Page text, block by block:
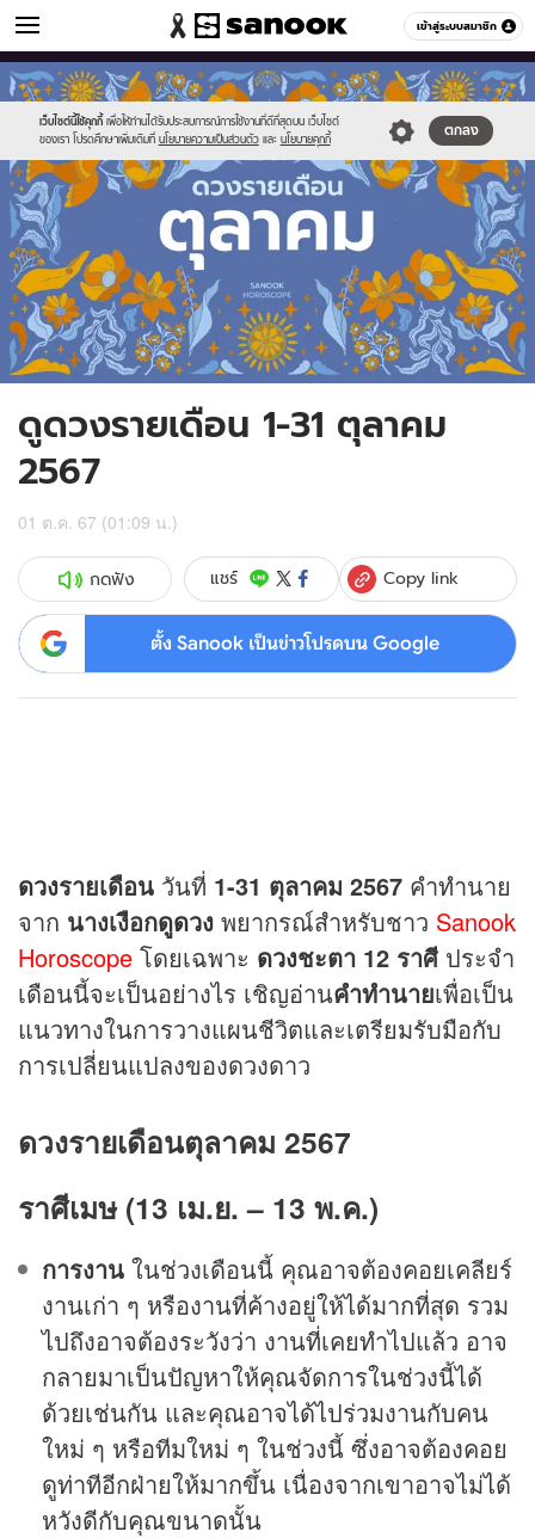
เข้าสู่ระบบสมาชิก
ดูดวง หมวดอื่นๆ
เว็บไซต์นี้ใช้คุกกี้ เพื่อให้ท่านได้รับประสบการณ์การใช้งานที่ดีที่สุดบน เว็บไซต์
ของเรา โปรดศึกษาเพิ่มเติมที่ นโยบายความเป็นส่วนตัว และ นโยบายคุกกี้
ตกลง
Sanook
//s.isanook.com/sr/0/images/logo-
new-
sanook.png
600
60
//s.isanook.com/ho/0/ud/57/289987/month_2567.jpg
ดูดวงรายเดือน 1-31 ตุลาคม
2567
01 ต.ค. 67 (01:09 น.)
กดฟัง แชร์ Copy link
ตั้ง Sanook เป็นข่าวโปรดบน Google
ดวงรายเดือน วันที่ 1-31 ตุลาคม 2567 คำทำนาย
จาก นางเงือกดูดวง พยากรณ์สำหรับชาว Sanook
Horoscope โดยเฉพาะ ดวงชะตา 12 ราศี ประจำ
เดือนนี้จะเป็นอย่างไร เชิญอ่านคำทำนายเพื่อเป็น
แนวทางในการวางแผนชีวิตและเตรียมรับมือกับ
การเปลี่ยนแปลงของดวงดาว
ดวงรายเดือนตุลาคม 2567
ราศีเมษ (13 เม.ย. – 13 พ.ค.)
การงาน ในช่วงเดือนนี้ คุณอาจต้องคอยเคลียร์
งานเก่า ๆ หรืองานที่ค้างอยู่ให้ได้มากที่สุด รวม
ไปถึงอาจต้องระวังว่า งานที่เคยทำไปแล้ว อาจ
กลายมาเป็นปัญหาให้คุณจัดการในช่วงนี้ได้
ด้วยเช่นกัน และคุณอาจได้ไปร่วมงานกับคน
ใหม่ ๆ หรือทีมใหม่ ๆ ในช่วงนี้ ซึ่งอาจต้องคอย
ดูท่าทีอีกฝ่ายให้มากขึ้น เนื่องจากเขาอาจไม่ได้
หวังดีกับคุณขนาดนั้น